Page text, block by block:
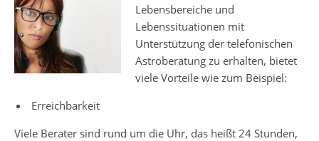
Lebensbereiche und
Lebenssituationen mit
Unterstützung der telefonischen
Astroberatung zu erhalten, bietet
viele Vorteile wie zum Beispiel:
Erreichbarkeit
Viele Berater sind rund um die Uhr, das heißt 24 Stunden,